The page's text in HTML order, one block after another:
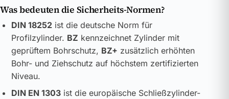
Was bedeuten die Sicherheits-Normen?
DIN 18252ist die deutsche Norm für
Profilzylinder. BZ kennzeichnet Zylinder mit
geprüftem Bohrschutz, BZ+ zusätzlich erhöhten
Bohr- und Ziehschutz auf höchstem zertifizierten
Niveau.
DIN EN 1303ist die europäische Schließzylinder-